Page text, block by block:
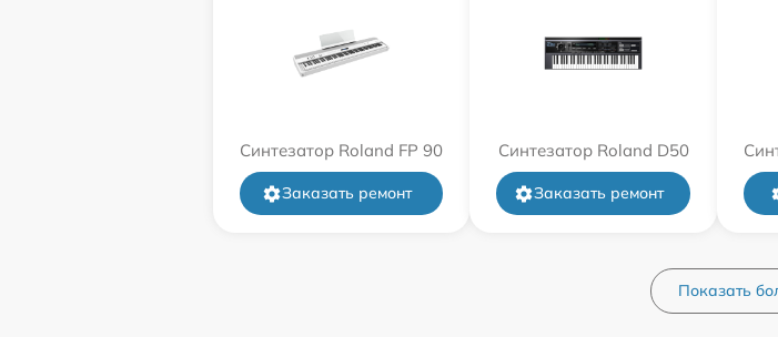
Синтезатор Roland FP 90
Заказать ремонт
Синтезатор Roland D50
Заказать ремонт
Показать